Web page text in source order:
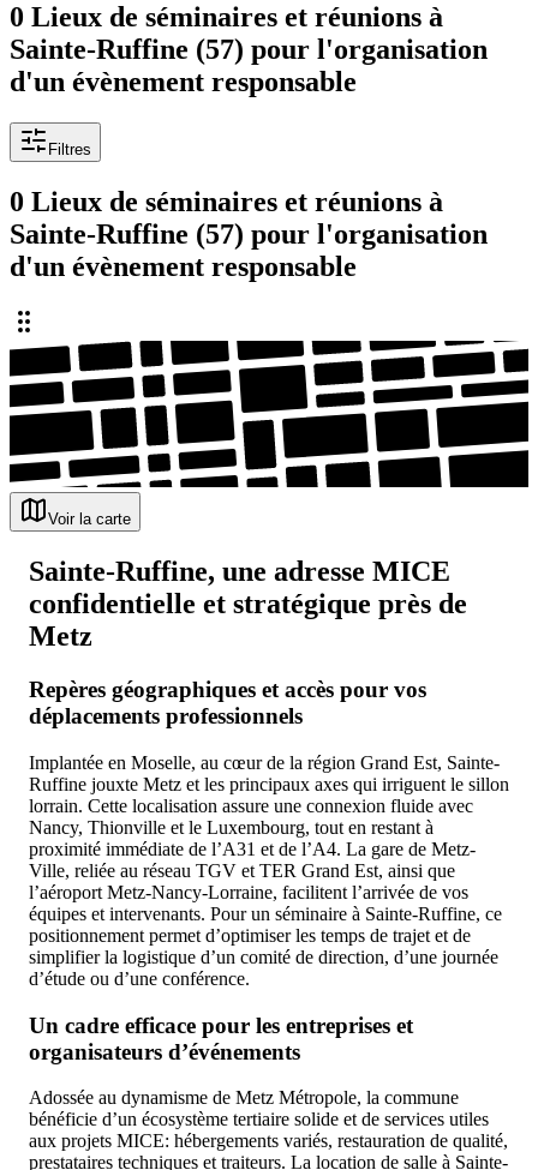
0 Lieux de séminaires et réunions à
Sainte-Ruffine (57) pour l'organisation
d'un évènement responsable
Filtres
0 Lieux de séminaires et réunions à
Sainte-Ruffine (57) pour l'organisation
d'un évènement responsable
Voir la carte
Sainte-Ruffine, une adresse MICE
confidentielle et stratégique près de
Metz
Repères géographiques et accès pour vos
déplacements professionnels
Implantée en Moselle, au cœur de la région Grand Est, Sainte-
Ruffine jouxte Metz et les principaux axes qui irriguent le sillon
lorrain. Cette localisation assure une connexion fluide avec
Nancy, Thionville et le Luxembourg, tout en restant à
proximité immédiate de l’A31 et de l’A4. La gare de Metz-
Ville, reliée au réseau TGV et TER Grand Est, ainsi que
l’aéroport Metz-Nancy-Lorraine, facilitent l’arrivée de vos
équipes et intervenants. Pour un séminaire à Sainte-Ruffine, ce
positionnement permet d’optimiser les temps de trajet et de
simplifier la logistique d’un comité de direction, d’une journée
d’étude ou d’une conférence.
Un cadre efficace pour les entreprises et
organisateurs d’événements
Adossée au dynamisme de Metz Métropole, la commune
bénéficie d’un écosystème tertiaire solide et de services utiles
aux projets MICE: hébergements variés, restauration de qualité,
prestataires techniques et traiteurs. La location de salle à Sainte-